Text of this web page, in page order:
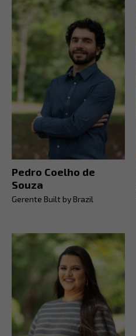
Pedro Coelho de
Souza
Gerente Built by Brazil